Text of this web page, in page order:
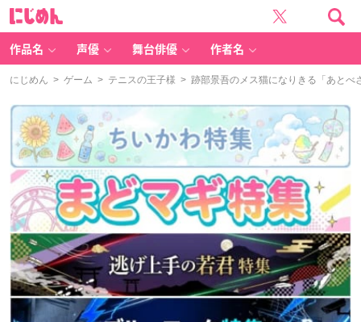
作品名 声優 舞台俳優 作者名
にじめん > ゲーム > テニスの王子様 > 跡部景吾のメス猫になりきる「あとべ